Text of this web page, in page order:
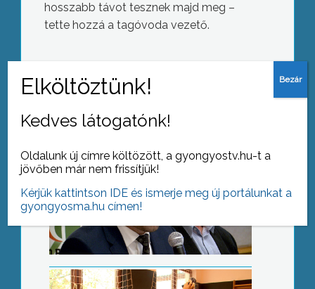
hosszabb távot tesznek majd meg –
tette hozzá a tagóvoda vezető.
Postázzák a kérdőíveket
Autista gyerekek fejlesztése
Könyves vasárnap
Kedves látogatónk!
Oldalunk új címre költözött, a gyongyostv.hu-t a
jövőben már nem frissítjük!
Kérjük kattintson IDE és ismerje meg új portálunkat a
gyongyosma.hu címen!